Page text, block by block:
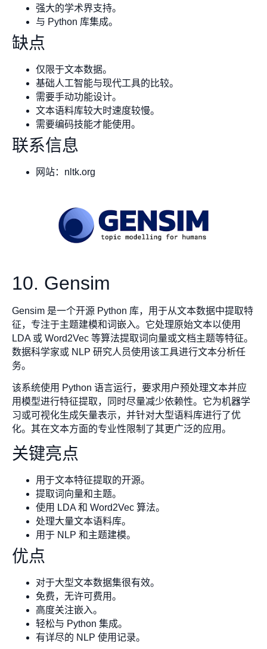
强大的学术界支持。
与 Python 库集成。
缺点
仅限于文本数据。
基础人工智能与现代工具的比较。
需要手动功能设计。
文本语料库较大时速度较慢。
需要编码技能才能使用。
联系信息
网站：nltk.org
10. Gensim
Gensim 是一个开源 Python 库，用于从文本数据中提取特
征，专注于主题建模和词嵌入。它处理原始文本以使用
LDA 或 Word2Vec 等算法提取词向量或文档主题等特征。
数据科学家或 NLP 研究人员使用该工具进行文本分析任
务。
该系统使用 Python 语言运行，要求用户预处理文本并应
用模型进行特征提取，同时尽量减少依赖性。它为机器学
习或可视化生成矢量表示，并针对大型语料库进行了优
化。其在文本方面的专业性限制了其更广泛的应用。
关键亮点
用于文本特征提取的开源。
提取词向量和主题。
使用 LDA 和 Word2Vec 算法。
处理大量文本语料库。
用于 NLP 和主题建模。
优点
对于大型文本数据集很有效。
免费，无许可费用。
高度关注嵌入。
轻松与 Python 集成。
有详尽的 NLP 使用记录。